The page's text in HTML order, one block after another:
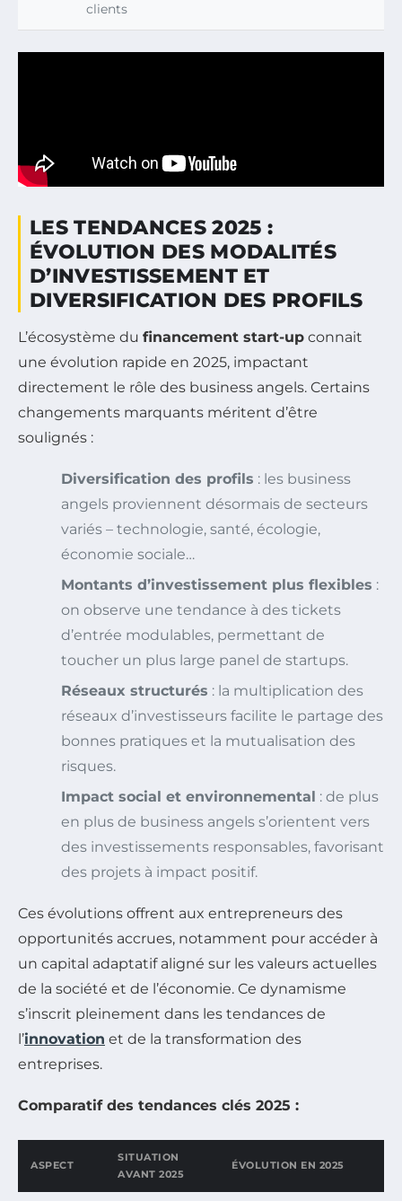
clients
LES TENDANCES 2025 :
ÉVOLUTION DES MODALITÉS
D’INVESTISSEMENT ET
DIVERSIFICATION DES PROFILS
L’écosystème du financement start-up connait
une évolution rapide en 2025, impactant
directement le rôle des business angels. Certains
changements marquants méritent d’être
soulignés :
Diversification des profils : les business
angels proviennent désormais de secteurs
variés – technologie, santé, écologie,
économie sociale…
Montants d’investissement plus flexibles :
on observe une tendance à des tickets
d’entrée modulables, permettant de
toucher un plus large panel de startups.
Réseaux structurés : la multiplication des
réseaux d’investisseurs facilite le partage des
bonnes pratiques et la mutualisation des
risques.
Impact social et environnemental : de plus
en plus de business angels s’orientent vers
des investissements responsables, favorisant
des projets à impact positif.
Ces évolutions offrent aux entrepreneurs des
opportunités accrues, notamment pour accéder à
un capital adaptatif aligné sur les valeurs actuelles
de la société et de l’économie. Ce dynamisme
s’inscrit pleinement dans les tendances de
l’innovation et de la transformation des
entreprises.
Comparatif des tendances clés 2025 :
ASPECT
SITUATION
AVANT 2025
ÉVOLUTION EN 2025